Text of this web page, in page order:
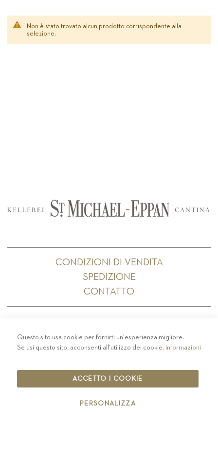
Non è stato trovato alcun prodotto corrispondente alla
selezione.
CONDIZIONI DI VENDITA
SPEDIZIONE
CONTATTO
PRIVACY-COLOPHON - COOKIE POLICY
CODICE ETICO
IT00126670215
Questo sito usa cookie per fornirti un'esperienza migliore.
Se usi questo sito, acconsenti all'utilizzo dei cookie. Informazioni
ACCETTO I COOKIE
PERSONALIZZA